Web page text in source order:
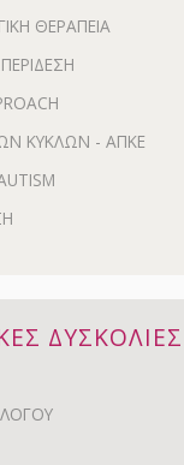
ΘΕΡΑΠΕΙΑ
ΚΥΚΛΩΝ - ΑΠΚΕ
ΔΥΣΚΟΛΙΕΣ